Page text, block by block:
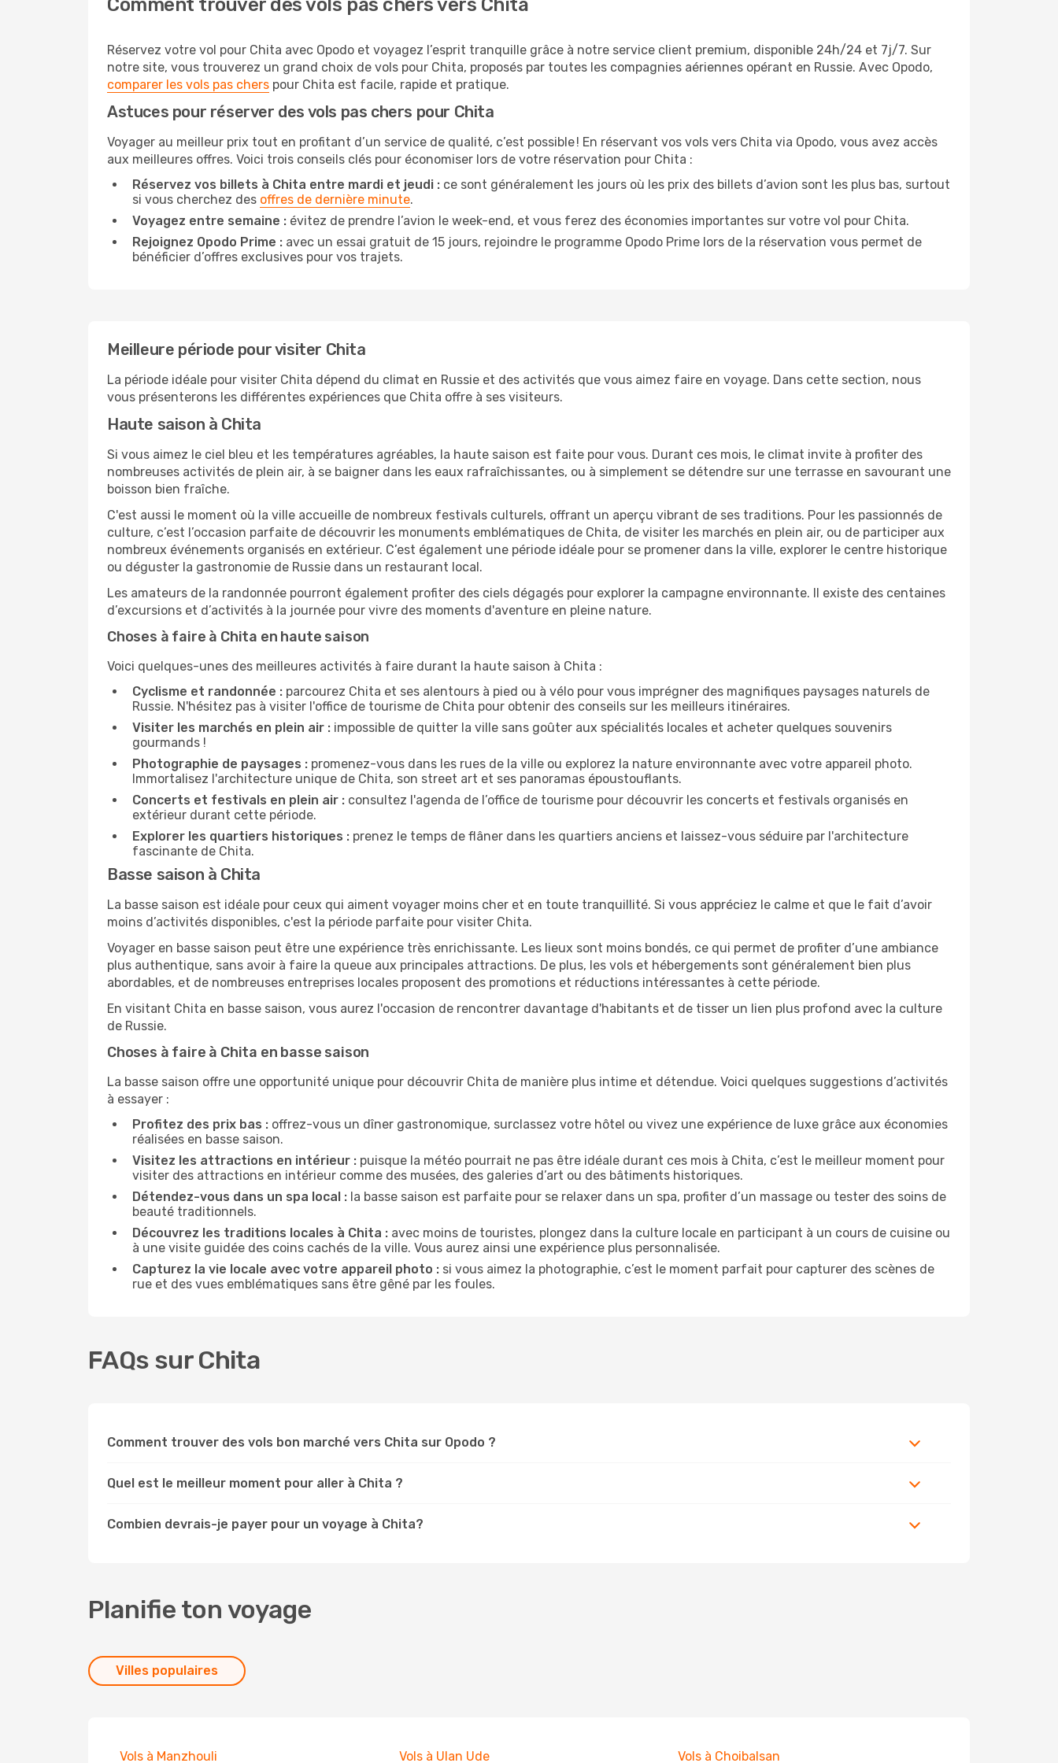
Comment trouver des vols pas chers vers Chita
Réservez votre vol pour Chita avec Opodo et voyagez l’esprit tranquille grâce à notre service client premium, disponible 24h/24 et 7j/7. Sur
notre site, vous trouverez un grand choix de vols pour Chita, proposés par toutes les compagnies aériennes opérant en Russie. Avec Opodo,
comparer les vols pas chers pour Chita est facile, rapide et pratique.
Astuces pour réserver des vols pas chers pour Chita
Voyager au meilleur prix tout en profitant d’un service de qualité, c’est possible ! En réservant vos vols vers Chita via Opodo, vous avez accès
aux meilleures offres. Voici trois conseils clés pour économiser lors de votre réservation pour Chita :
Réservez vos billets à Chita entre mardi et jeudi : ce sont généralement les jours où les prix des billets d’avion sont les plus bas, surtout
si vous cherchez des offres de dernière minute.
Voyagez entre semaine : évitez de prendre l’avion le week-end, et vous ferez des économies importantes sur votre vol pour Chita.
Rejoignez Opodo Prime : avec un essai gratuit de 15 jours, rejoindre le programme Opodo Prime lors de la réservation vous permet de
bénéficier d’offres exclusives pour vos trajets.
Meilleure période pour visiter Chita
La période idéale pour visiter Chita dépend du climat en Russie et des activités que vous aimez faire en voyage. Dans cette section, nous
vous présenterons les différentes expériences que Chita offre à ses visiteurs.
Haute saison à Chita
Si vous aimez le ciel bleu et les températures agréables, la haute saison est faite pour vous. Durant ces mois, le climat invite à profiter des
nombreuses activités de plein air, à se baigner dans les eaux rafraîchissantes, ou à simplement se détendre sur une terrasse en savourant une
boisson bien fraîche.
C'est aussi le moment où la ville accueille de nombreux festivals culturels, offrant un aperçu vibrant de ses traditions. Pour les passionnés de
culture, c’est l’occasion parfaite de découvrir les monuments emblématiques de Chita, de visiter les marchés en plein air, ou de participer aux
nombreux événements organisés en extérieur. C’est également une période idéale pour se promener dans la ville, explorer le centre historique
ou déguster la gastronomie de Russie dans un restaurant local.
Les amateurs de la randonnée pourront également profiter des ciels dégagés pour explorer la campagne environnante. Il existe des centaines
d’excursions et d’activités à la journée pour vivre des moments d'aventure en pleine nature.
Choses à faire à Chita en haute saison
Voici quelques-unes des meilleures activités à faire durant la haute saison à Chita :
Cyclisme et randonnée : parcourez Chita et ses alentours à pied ou à vélo pour vous imprégner des magnifiques paysages naturels de
Russie. N'hésitez pas à visiter l'office de tourisme de Chita pour obtenir des conseils sur les meilleurs itinéraires.
Visiter les marchés en plein air : impossible de quitter la ville sans goûter aux spécialités locales et acheter quelques souvenirs
gourmands !
Photographie de paysages : promenez-vous dans les rues de la ville ou explorez la nature environnante avec votre appareil photo.
Immortalisez l'architecture unique de Chita, son street art et ses panoramas époustouflants.
Concerts et festivals en plein air : consultez l'agenda de l’office de tourisme pour découvrir les concerts et festivals organisés en
extérieur durant cette période.
Explorer les quartiers historiques : prenez le temps de flâner dans les quartiers anciens et laissez-vous séduire par l'architecture
fascinante de Chita.
Basse saison à Chita
La basse saison est idéale pour ceux qui aiment voyager moins cher et en toute tranquillité. Si vous appréciez le calme et que le fait d’avoir
moins d’activités disponibles, c'est la période parfaite pour visiter Chita.
Voyager en basse saison peut être une expérience très enrichissante. Les lieux sont moins bondés, ce qui permet de profiter d’une ambiance
plus authentique, sans avoir à faire la queue aux principales attractions. De plus, les vols et hébergements sont généralement bien plus
abordables, et de nombreuses entreprises locales proposent des promotions et réductions intéressantes à cette période.
En visitant Chita en basse saison, vous aurez l'occasion de rencontrer davantage d'habitants et de tisser un lien plus profond avec la culture
de Russie.
Choses à faire à Chita en basse saison
La basse saison offre une opportunité unique pour découvrir Chita de manière plus intime et détendue. Voici quelques suggestions d’activités
à essayer :
Profitez des prix bas : offrez-vous un dîner gastronomique, surclassez votre hôtel ou vivez une expérience de luxe grâce aux économies
réalisées en basse saison.
Visitez les attractions en intérieur : puisque la météo pourrait ne pas être idéale durant ces mois à Chita, c’est le meilleur moment pour
visiter des attractions en intérieur comme des musées, des galeries d’art ou des bâtiments historiques.
Détendez-vous dans un spa local : la basse saison est parfaite pour se relaxer dans un spa, profiter d’un massage ou tester des soins de
beauté traditionnels.
Découvrez les traditions locales à Chita : avec moins de touristes, plongez dans la culture locale en participant à un cours de cuisine ou
à une visite guidée des coins cachés de la ville. Vous aurez ainsi une expérience plus personnalisée.
Capturez la vie locale avec votre appareil photo : si vous aimez la photographie, c’est le moment parfait pour capturer des scènes de
rue et des vues emblématiques sans être gêné par les foules.
FAQs sur Chita
Comment trouver des vols bon marché vers Chita sur Opodo ?
Quel est le meilleur moment pour aller à Chita ?
Combien devrais-je payer pour un voyage à Chita?
Planifie ton voyage
Villes populaires
Vols à Manzhouli Vols à Ulan Ude Vols à Choibalsan